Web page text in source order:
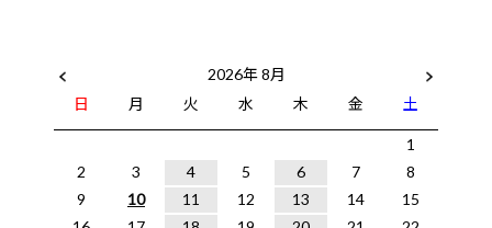
2026年 8月
日
月 火 水 木 金 土
1
2
3 4 5 6 7
8
9
10 11 12 13 14
15